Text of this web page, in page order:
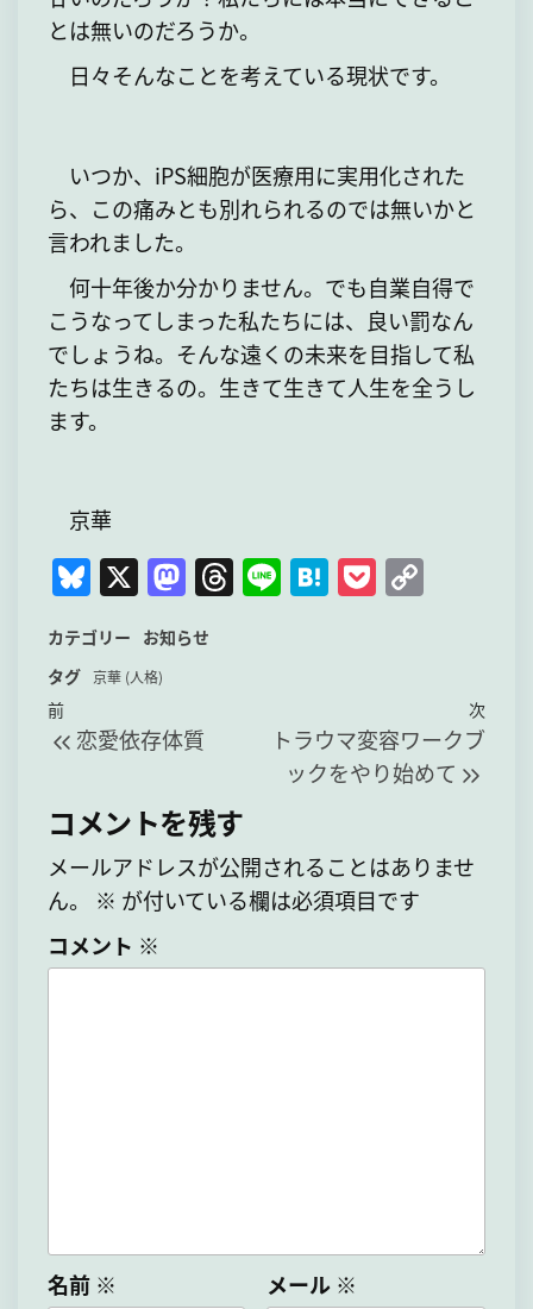
とは無いのだろうか。
日々そんなことを考えている現状です。
いつか、iPS細胞が医療用に実用化された
ら、この痛みとも別れられるのでは無いかと
言われました。
何十年後か分かりません。でも自業自得で
こうなってしまった私たちには、良い罰なん
でしょうね。そんな遠くの未来を目指して私
たちは生きるの。生きて生きて人生を全うし
ます。
京華
Bl
u
e
s
k
y
X M
a
st
d
o
n
T
hr
Li
n
H
at
a
P
o
et Li
n
カテゴリー お知らせ
タグ 京華 (人格)
投
稿
ビ
ゲ
ー
シ
過
去
投
稿
前
恋愛依存体質
次
次
トラウマ変容ワークブ
ックをやり始めて
コメントを残す
メールアドレスが公開されることはありませ
ん。
※ が付いている欄は必須項目です
コメント ※
名前 ※ メール ※